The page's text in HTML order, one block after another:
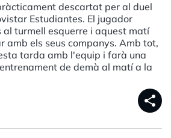
descartat per al duel
Estudiantes. El jugador
al turmell esquerre i aquest matí
amb els seus companys. Amb tot,
tarda amb l'equip i farà una
de demà al matí a la
share